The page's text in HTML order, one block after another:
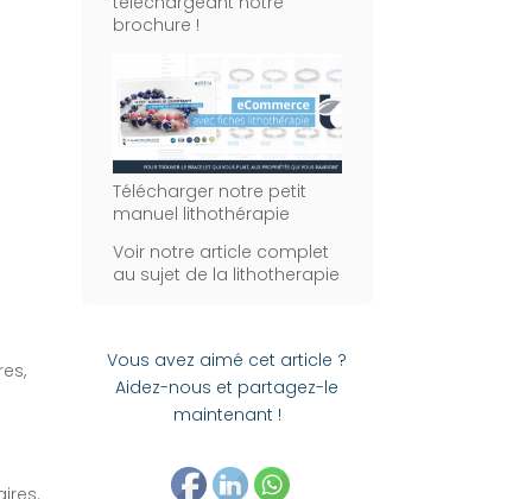
brochure !
Télécharger notre petit
manuel lithothérapie
Voir notre article complet
au sujet de la lithotherapie
Vous avez aimé cet article ?
Aidez-nous et partagez-le
maintenant !